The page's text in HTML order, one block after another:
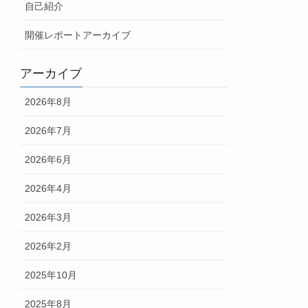
自己紹介
開催レポートアーカイブ
アーカイブ
2026年8月
2026年7月
2026年6月
2026年4月
2026年3月
2026年2月
2025年10月
2025年8月